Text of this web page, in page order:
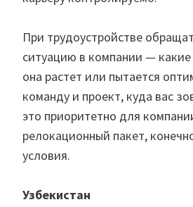
При трудоустройстве
ситуацию в компании — какие
она растет или пытается
команду и проект, куда вас
это приоритетно для
релокационный пакет,
условия.
Узбекистан